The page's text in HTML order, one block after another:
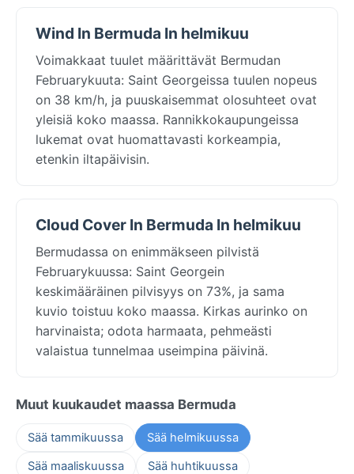
Wind In Bermuda In helmikuu
Voimakkaat tuulet määrittävät Bermudan
Februarykuuta: Saint Georgeissa tuulen nopeus
on 38 km/h, ja puuskaisemmat olosuhteet ovat
yleisiä koko maassa. Rannikkokaupungeissa
lukemat ovat huomattavasti korkeampia,
etenkin iltapäivisin.
Cloud Cover In Bermuda In helmikuu
Bermudassa on enimmäkseen pilvistä
Februarykuussa: Saint Georgein
keskimääräinen pilvisyys on 73%, ja sama
kuvio toistuu koko maassa. Kirkas aurinko on
harvinaista; odota harmaata, pehmeästi
valaistua tunnelmaa useimpina päivinä.
Muut kuukaudet maassa Bermuda
Sää tammikuussa
Sää helmikuussa
Sää maaliskuussa
Sää huhtikuussa